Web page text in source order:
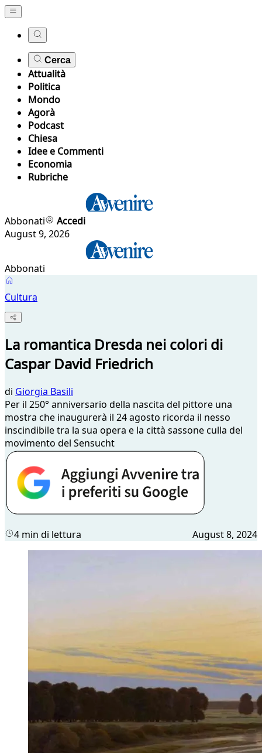
Cerca
Attualità
Politica
Mondo
Agorà
Podcast
Chiesa
Idee e Commenti
Economia
Rubriche
Abbonati
Accedi
August 9, 2026
Abbonati
Cultura
La romantica Dresda nei colori di
Caspar David Friedrich
di Giorgia Basili
Per il 250° anniversario della nascita del pittore una
mostra che inaugurerà il 24 agosto ricorda il nesso
inscindibile tra la sua opera e la città sassone culla del
movimento del Sensucht
4 min di lettura August 8, 2024